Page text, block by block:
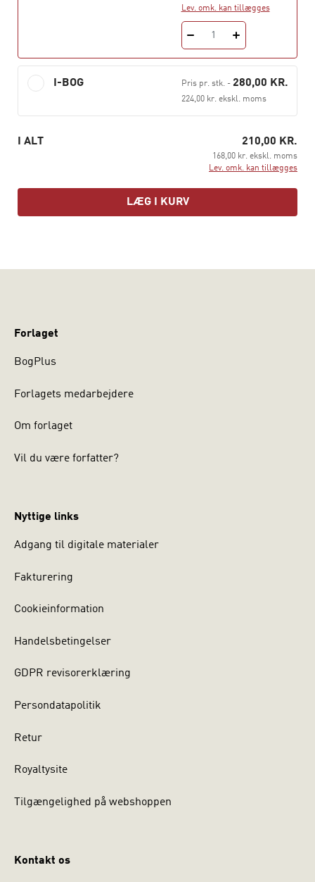
Det Tyrkiet der splitter – en politisk samtidsanalyse
Mathias Findalen Bickersteths første bog. Han er en
kendt debattør, uddannet historiker og har tilbragt en
stor del af sin opvækst og sit voksenliv i Tyrkiet.
Lev. omk. kan tillægges
1
I-BOG Pris pr. stk.- 280,00 KR.
224,00 kr. ekskl. moms
I ALT 210,00 KR.
168,00 kr. ekskl. moms
Lev. omk. kan tillægges
LÆG I KURV
Forlaget
BogPlus
Forlagets medarbejdere
Om forlaget
Vil du være forfatter?
Nyttige links
Adgang til digitale materialer
Fakturering
Cookieinformation
Handelsbetingelser
GDPR revisorerklæring
Persondatapolitik
Retur
Royaltysite
Tilgængelighed på webshoppen
Kontakt os